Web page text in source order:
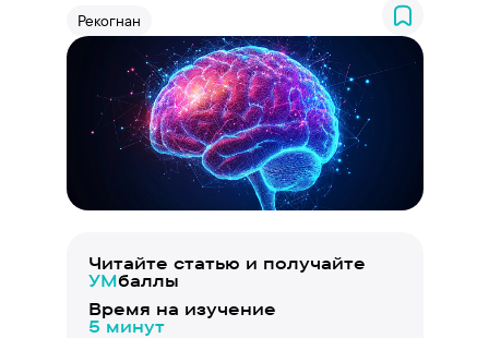
Рекогнан
Читайте статью и получайте
УМбаллы
Время на изучение
5 минут